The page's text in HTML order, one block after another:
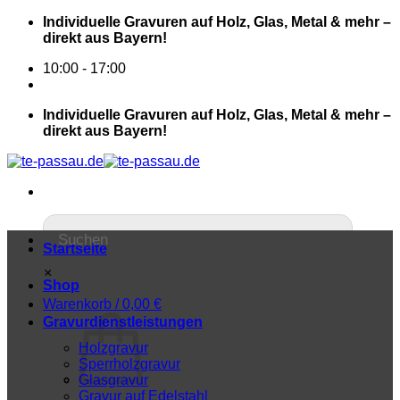
Individuelle Gravuren auf Holz, Glas, Metal & mehr –
direkt aus Bayern!
10:00 - 17:00
Individuelle Gravuren auf Holz, Glas, Metal & mehr –
direkt aus Bayern!
×
Warenkorb /0,00 €
Startseite
Shop
Gravurdienstleistungen
Holzgravur
Sperrholzgravur
Glasgravur
Gravur auf Edelstahl